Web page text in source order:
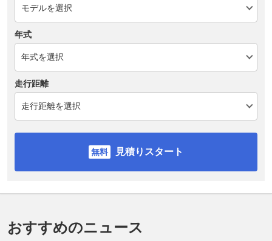
年式
走行距離
見積りスタート
おすすめのニュース